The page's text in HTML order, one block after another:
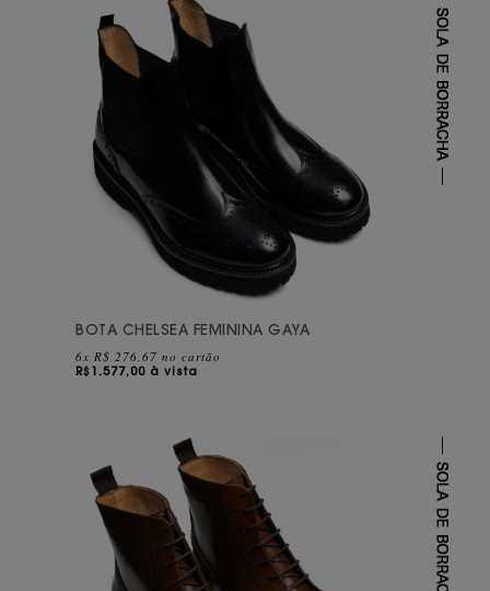
BOTA CHELSEA FEMININA GAYA
6x R$ 276,67 no cartão
R$ 1.577,00 à vista